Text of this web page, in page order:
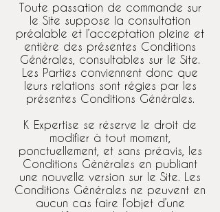
Toute passation de commande sur
le Site suppose la consultation
préalable et l’acceptation pleine et
entière des présentes Conditions
Générales, consultables sur le Site.
Les Parties conviennent donc que
leurs relations sont régies par les
présentes Conditions Générales.
K Expertise se réserve le droit de
modifier à tout moment,
ponctuellement, et sans préavis, les
Conditions Générales en publiant
une nouvelle version sur le Site. Les
Conditions Générales ne peuvent en
aucun cas faire l’objet d’une